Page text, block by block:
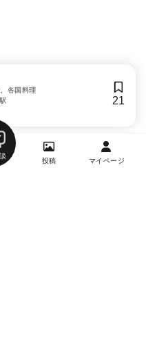
各国料理
21
投稿 マイページ